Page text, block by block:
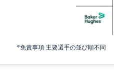
*免責事項:主要選手の並び順不同